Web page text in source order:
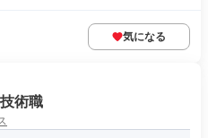
気になる
術職